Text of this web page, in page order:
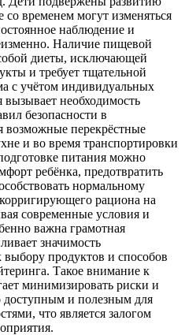
временем могут изменяться
наблюдение и
Наличие пищевой
диеты, исключающей
и требует тщательной
с учётом индивидуальных
вызывает необходимость
безопасности в
возможные перекрёстные
и во время транспортировки
питания можно
ребёнка, предотвратить
нормальному
рациона на
современные условия и
важна грамотная
значимость
продуктов и способов
Такое внимание к
минимизировать риски и
доступным и полезным для
что является залогом